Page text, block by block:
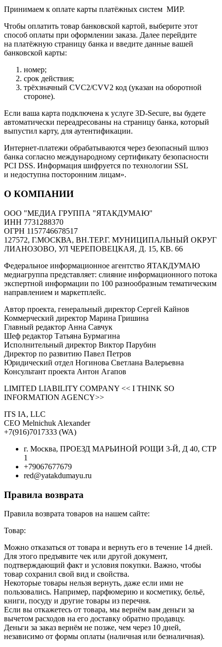
Принимаем к оплате карты платёжных систем МИР.
Чтобы оплатить товар банковской картой, выберите этот
способ оплаты при оформлении заказа. Далее перейдите
на платёжную страницу банка и введите данные вашей
банковской карты:
номер;
срок действия;
трёхзначный CVC2/CVV2 код (указан на оборотной
стороне).
Если ваша карта подключена к услуге 3D-Secure, вы будете
автоматически переадресованы на страницу банка, который
выпустил карту, для аутентификации.
Интернет-платежи обрабатываются через безопасный шлюз
банка согласно международному сертификату безопасности
PCI DSS. Информация шифруется по технологии SSL
и недоступна посторонним лицам».
О КОМПАНИИ
ООО "МЕДИА ГРУППА "ЯТАКДУМАЮ"
ИНН 7731288370
ОГРН 1157746678517
127572, Г.МОСКВА, ВН.ТЕР.Г. МУНИЦИПАЛЬНЫЙ ОКРУГ
ЛИАНОЗОВО, УЛ ЧЕРЕПОВЕЦКАЯ, Д. 15, КВ. 66
Федеральное информационное агентство ЯТАКДУМАЮ
медиагруппа представляет: слияние информационного потока
экспертной информации по 100 разнообразным тематическим
направлением и маркетплейс.
Автор проекта, генеральный директор Сергей Кайнов
Коммерческий директор Марина Гришина
Главный редактор Анна Савчук
Шеф редактор Татьяна Бурмагина
Исполнительный директор Виктор Парубин
Директор по развитию Павел Петров
Юридический отдел Ногинова Светлана Валерьевна
Консультант проекта Антон Агапов
LIMITED LIABILITY COMPANY << I THINK SO
INFORMATION AGENCY>>
ITS IA, LLC
CEO Melnichuk Alexander
+7(916)7017333 (WA)
г. Москва, ПРОЕЗД МАРЬИНОЙ РОЩИ 3-Й, Д 40, СТР
1
+79067677679
red@yatakdumayu.ru
Правила возврата
Правила возврата товаров на нашем сайте:
Товар:
Можно отказаться от товара и вернуть его в течение 14 дней.
Для этого предъявите чек или другой документ,
подтверждающий факт и условия покупки. Важно, чтобы
товар сохранил свой вид и свойства.
Некоторые товары нельзя вернуть, даже если ими не
пользовались. Например, парфюмерию и косметику, бельё,
книги, посуду и другие товары из перечня.
Если вы откажетесь от товара, мы вернём вам деньги за
вычетом расходов на его доставку обратно продавцу.
Деньги за заказ вернём не позже, чем через 10 дней,
независимо от формы оплаты (наличная или безналичная).